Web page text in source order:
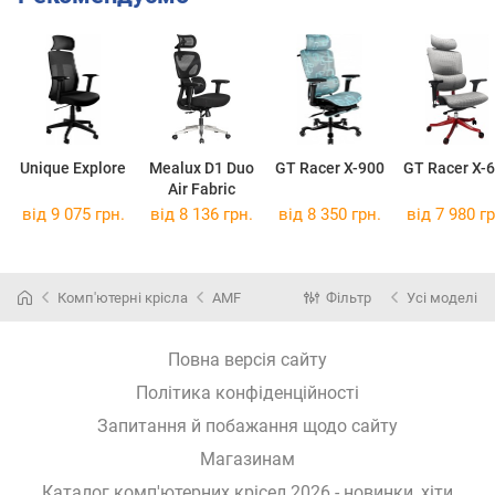
Unique Explore
Mealux D1 Duo
Air Fabric
GT Racer X-900 GT Racer X-
від 9 075 грн. від 8 136 грн. від 8 350 грн. від 7 980
Комп'ютерні крісла AMF Фільтр Усі моделі
Повна версія сайту
Політика конфіденційності
Запитання й побажання щодо сайту
Магазинам